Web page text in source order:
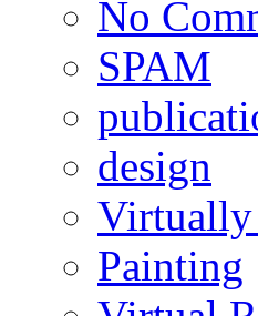
No
SPAM
design
Painting